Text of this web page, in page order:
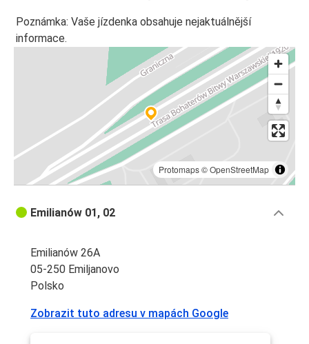
Poznámka: Vaše jízdenka obsahuje nejaktuálnější
informace.
Protomaps©OpenStreetMap
Emilianów 01, 02
Emilianów 26A
05-250 Emiljanovo
Polsko
Zobrazit tuto adresu v mapách Google